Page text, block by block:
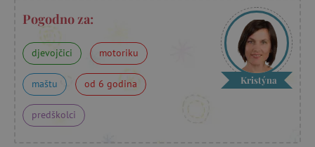
Pogodno za:
djevojčici motoriku
maštu od 6 godina
predškolci
Kristýna